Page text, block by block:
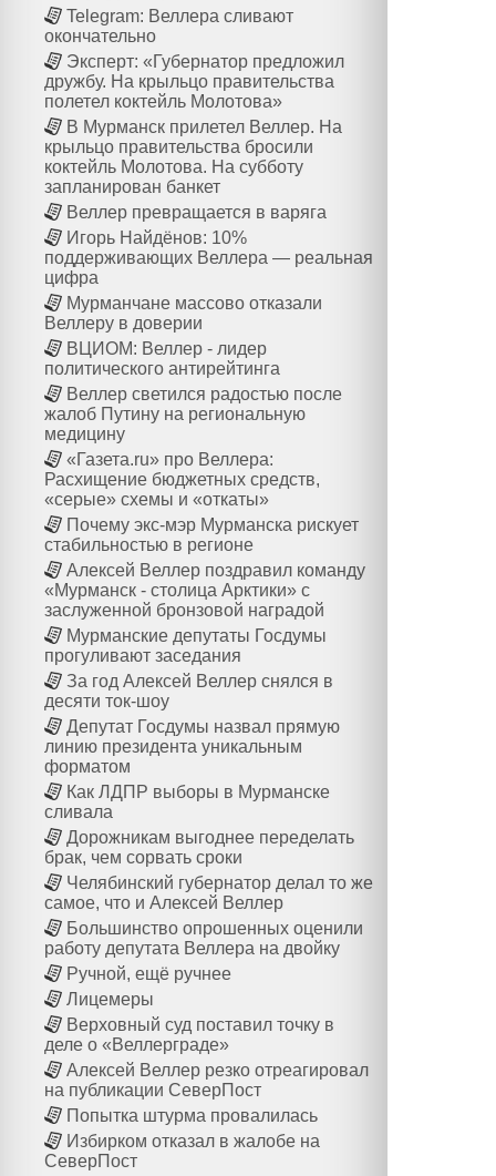
Telegram: Веллера сливают
окончательно
Эксперт: «Губернатор предложил
дружбу. На крыльцо правительства
полетел коктейль Молотова»
В Мурманск прилетел Веллер. На
крыльцо правительства бросили
коктейль Молотова. На субботу
запланирован банкет
Веллер превращается в варяга
Игорь Найдёнов: 10%
поддерживающих Веллера — реальная
цифра
Мурманчане массово отказали
Веллеру в доверии
ВЦИОМ: Веллер - лидер
политического антирейтинга
Веллер светился радостью после
жалоб Путину на региональную
медицину
«Газета.ru» про Веллера:
Расхищение бюджетных средств,
«серые» схемы и «откаты»
Почему экс-мэр Мурманска рискует
стабильностью в регионе
Алексей Веллер поздравил команду
«Мурманск - столица Арктики» с
заслуженной бронзовой наградой
Мурманские депутаты Госдумы
прогуливают заседания
За год Алексей Веллер снялся в
десяти ток-шоу
Депутат Госдумы назвал прямую
линию президента уникальным
форматом
Как ЛДПР выборы в Мурманске
сливала
Дорожникам выгоднее переделать
брак, чем сорвать сроки
Челябинский губернатор делал то же
самое, что и Алексей Веллер
Большинство опрошенных оценили
работу депутата Веллера на двойку
Ручной, ещё ручнее
Лицемеры
Верховный суд поставил точку в
деле о «Веллерграде»
Алексей Веллер резко отреагировал
на публикации СеверПост
Попытка штурма провалилась
Избирком отказал в жалобе на
СеверПост